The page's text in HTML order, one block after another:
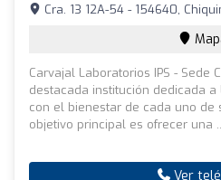
Cra. 13 12A-54 - 154640,
Carvajal Laboratorios IPS - Sede
destacada institución dedicada
con el bienestar de cada uno de
objetivo principal es ofrecer una
Ver